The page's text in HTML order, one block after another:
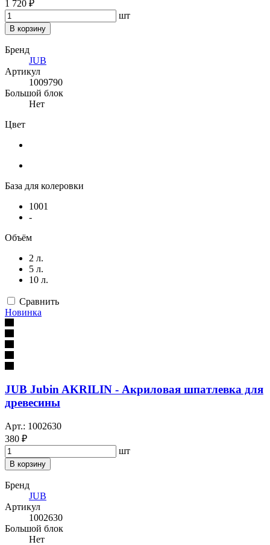
1 720 ₽
шт
В корзину
Бренд
JUB
Артикул
1009790
Большой блок
Нет
Цвет
База для колеровки
1001
-
Объём
2 л.
5 л.
10 л.
Сравнить
Новинка
JUB Jubin AKRILIN - Акриловая шпатлевка для
древесины
Арт.: 1002630
380 ₽
шт
В корзину
Бренд
JUB
Артикул
1002630
Большой блок
Нет